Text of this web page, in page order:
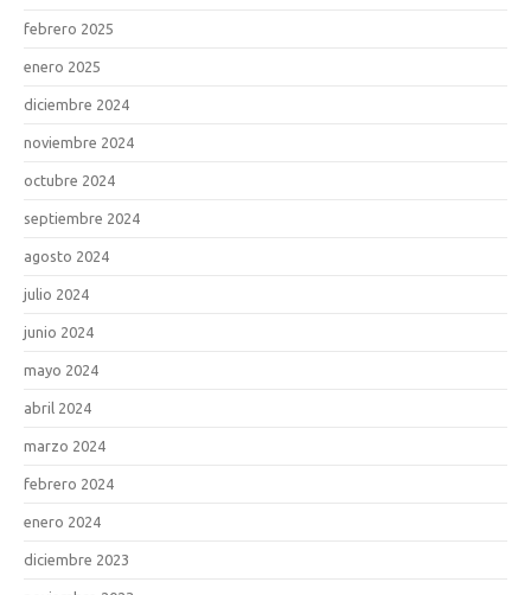
febrero 2025
enero 2025
diciembre 2024
noviembre 2024
octubre 2024
septiembre 2024
agosto 2024
julio 2024
junio 2024
mayo 2024
abril 2024
marzo 2024
febrero 2024
enero 2024
diciembre 2023